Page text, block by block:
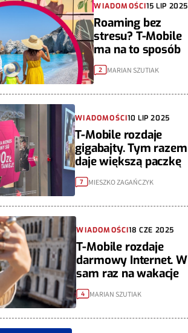
WIADOMOŚCI15 LIP 2025
Roaming bez
stresu? T-Mobile
ma na to sposób
2 MARIAN SZUTIAK
WIADOMOŚCI10 LIP 2025
T-Mobile rozdaje
gigabajty. Tym razem
daje większą paczkę
7 MIESZKO ZAGAŃCZYK
WIADOMOŚCI18 CZE 2025
T-Mobile rozdaje
darmowy Internet. W
sam raz na wakacje
4 MARIAN SZUTIAK